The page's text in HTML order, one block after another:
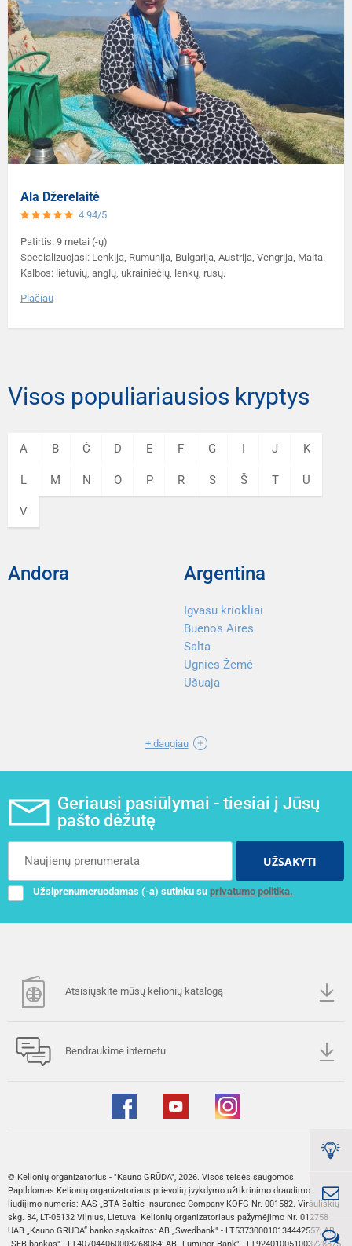
Ala Džerelaitė
4.94/5
Patirtis: 9 metai (-ų)
Specializuojasi: Lenkija, Rumunija, Bulgarija, Austrija, Vengrija, Malta.
Kalbos: lietuvių, anglų, ukrainiečių, lenkų, rusų.
Plačiau
Visos populiariausios kryptys
A B Č D E F G I J K
L M N O P R S Š T U
V
Andora Argentina
Igvasu kriokliai
Buenos Aires
Salta
Ugnies Žemė
Ušuaja
+ daugiau
Geriausi pasiūlymai - tiesiai į Jūsų
pašto dėžutę
UŽSAKYTI
Užsiprenumeruodamas (-a) sutinku su privatumo politika.
Atsisiųskite mūsų kelionių katalogą
Bendraukime internetu
© Kelionių organizatorius - "Kauno GRŪDA", 2026. Visos teisės saugomos.
Papildomas Kelionių organizatoriaus prievolių įvykdymo užtikrinimo draudimo
liudijimo numeris: AAS „BTA Baltic Insurance Company KOFG Nr. 001582. Viršuliškių
skg. 34, LT-05132 Vilnius, Lietuva. Kelionių organizatoriaus pažymėjimo Nr. 012758
UAB „Kauno GRŪDA“ banko sąskaitos: AB „Swedbank" - LT537300010134442557; AB